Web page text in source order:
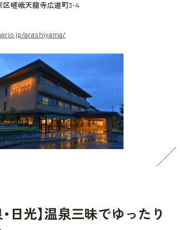
区嵯峨天龍寺広道町3-4
arashiyama/
・日光】温泉三昧でゆったり